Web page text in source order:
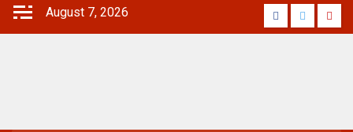
Skip
August 7, 2026 Facebook
Twitter